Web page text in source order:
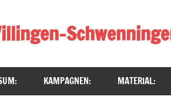
KAMPAGNEN: MATERIAL: